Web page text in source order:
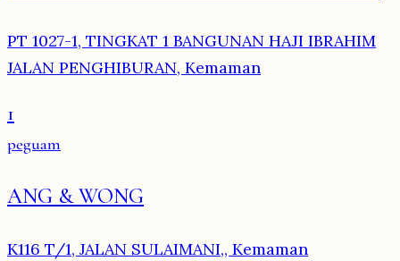
PT 1027-1, TINGKAT 1 BANGUNAN HAJI IBRAHIM
JALAN PENGHIBURAN, Kemaman
1
peguam
ANG & WONG
K116 T/1, JALAN SULAIMANI,, Kemaman